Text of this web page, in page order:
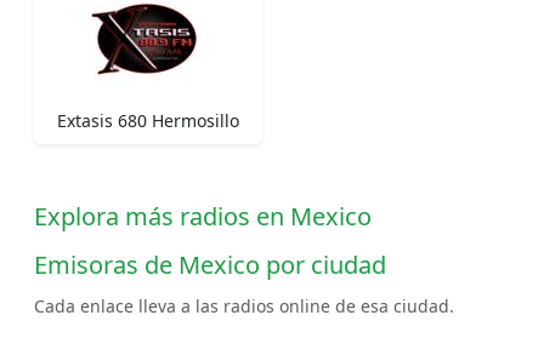
Extasis 680 Hermosillo
Explora más radios en Mexico
Emisoras de Mexico por ciudad
Cada enlace lleva a las radios online de esa ciudad.